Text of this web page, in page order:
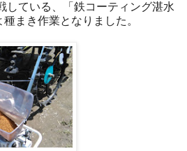
している、「鉄コーティング湛水
まき作業となりました。